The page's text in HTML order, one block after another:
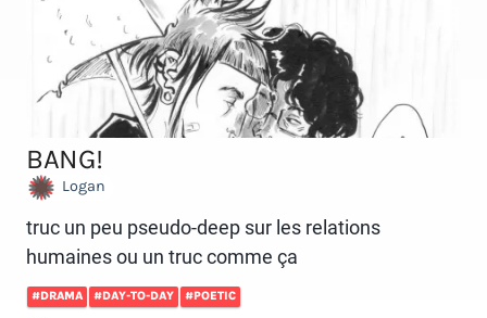
BANG!
Logan
truc un peu pseudo-deep sur les relations
humaines ou un truc comme ça
#DRAMA #DAY-TO-DAY #POETIC